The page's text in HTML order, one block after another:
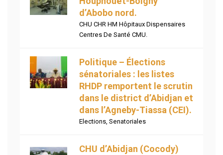
d’Abobo nord.
CHU CHR HM Hôpitaux Dispensaires
Centres De Santé CMU.
Politique – Élections
sénatoriales : les listes
RHDP remportent le scrutin
dans le district d’Abidjan et
dans l’Agneby-Tiassa (CEI).
Elections, Senatoriales
CHU d’Abidjan (Cocody)